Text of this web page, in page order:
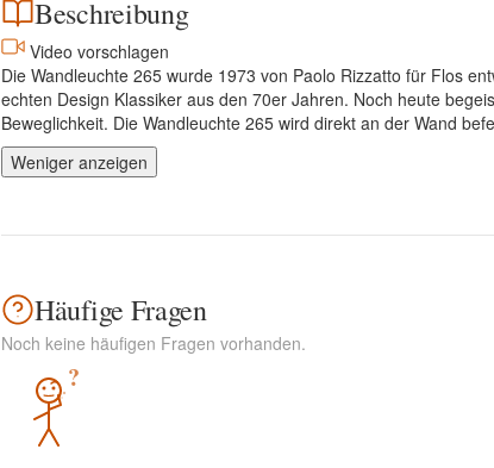
Beschreibung
Video vorschlagen
Die Wandleuchte 265 wurde 1973 von Paolo Rizzatto für Flos
echten Design Klassiker aus den 70er Jahren. Noch heute
Beweglichkeit. Die Wandleuchte 265 wird direkt an der Wand
Weniger anzeigen
Häufige Fragen
Noch keine häufigen Fragen vorhanden.
?